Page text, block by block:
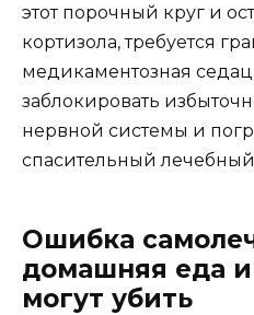
этот порочный круг и
кортизола, требуется
медикаментозная
заблокировать
нервной системы и
спасительный
Ошибка
домашняя еда
могут убить